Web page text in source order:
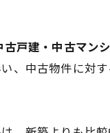
戸建・中古マン
、中古物件に対